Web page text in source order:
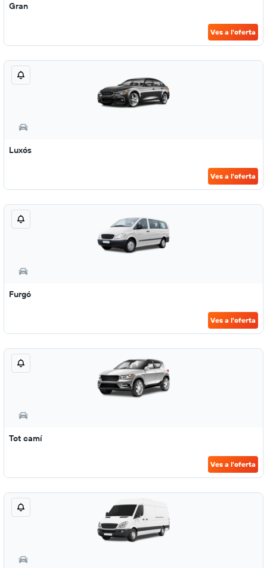
Gran
Ves a l'oferta
Luxós
Ves a l'oferta
Furgó
Ves a l'oferta
Tot camí
Ves a l'oferta